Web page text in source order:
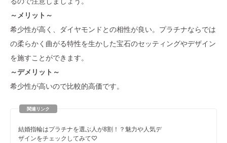
～メリット～
希少性が高く、ダイヤモンドとの相性が良い。プラチナならでは
の柔らかく曲がる特性を生かした宝石のセッティングやデザイン
を施すことができます。
～デメリット～
希少性が高いので比較的高価です。
結婚指輪はプラチナを選ぶ人が8割！？魅力や人気デ
ザインをチェックしてみて♡